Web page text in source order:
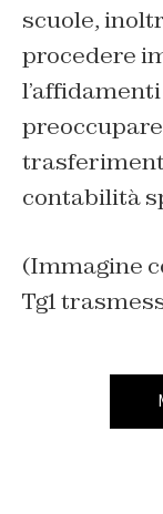
scuole,
procedere
contabilità
(Immagine
Tg1